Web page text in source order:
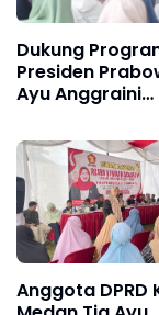
Dukung
Presiden
Ayu Anggraini
Pengelolaan
Persampahan
Anggota DPRD